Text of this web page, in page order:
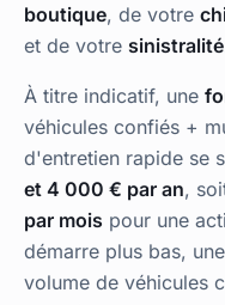
boutique, de votre
et de votre sinistralité
À titre indicatif, une
véhicules confiés +
d'entretien rapide se
et 4 000 € par an,
par mois pour une
démarre plus bas,
volume de véhicules